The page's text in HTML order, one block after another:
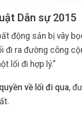
Dân sự 2015
động sản bị vây
đi ra đường công
lối đi hợp lý.”
quyền về lối đi qua,